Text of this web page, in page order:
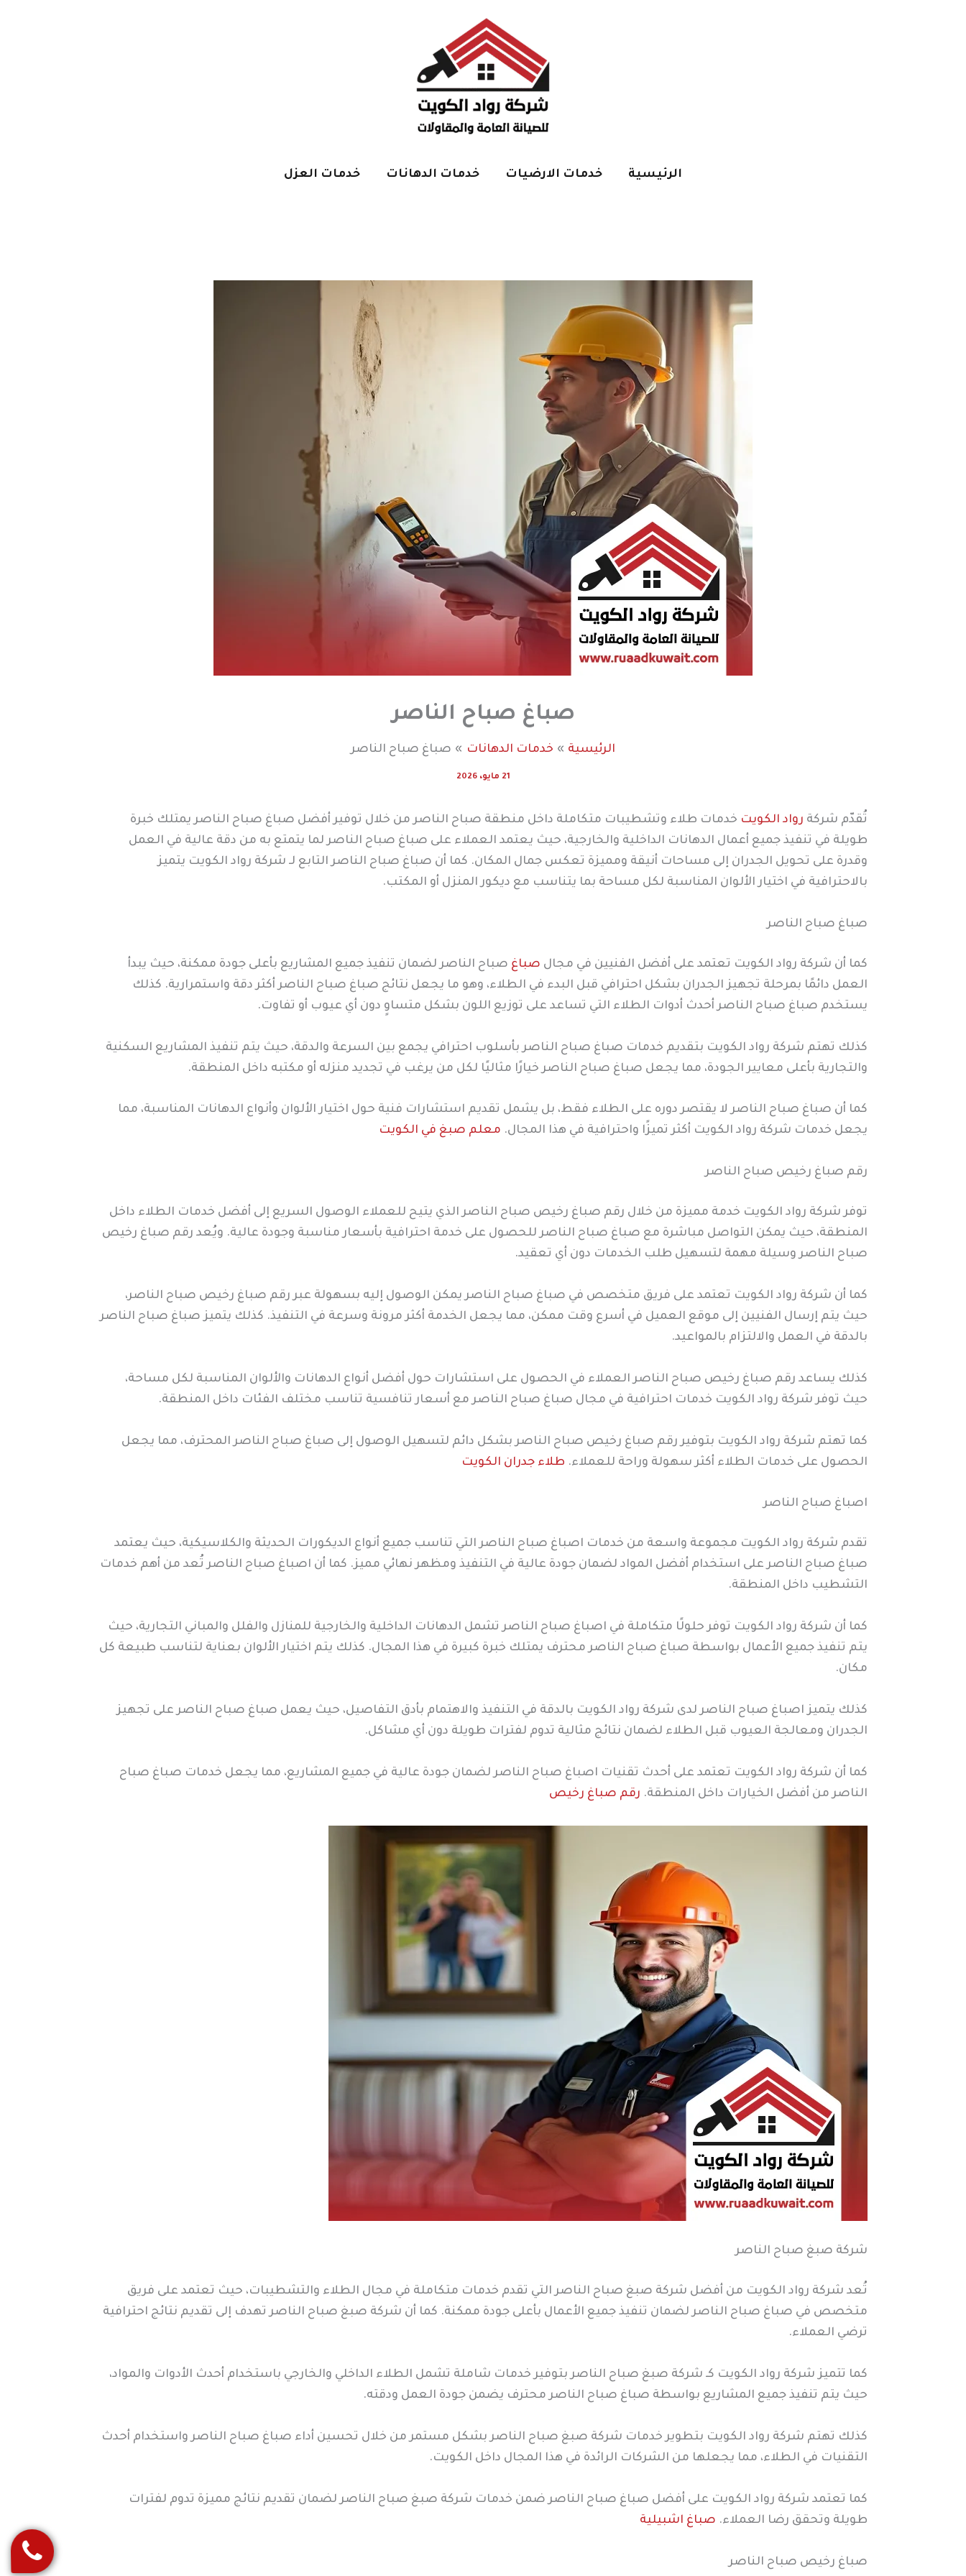
الرئيسية خدمات الارضيات خدمات الدهانات خدمات العزل
صباغ صباح الناصر
الرئيسية خدمات الدهانات صباغ صباح الناصر
21 مايو، 2026
تُقدّم شركة رواد الكويت خدمات طلاء وتشطيبات متكاملة داخل منطقة صباح الناصر من خلال توفير أفضل صباغ صباح الناصر يمتلك خبرة
طويلة في تنفيذ جميع أعمال الدهانات الداخلية والخارجية، حيث يعتمد العملاء على صباغ صباح الناصر لما يتمتع به من دقة عالية في العمل
وقدرة على تحويل الجدران إلى مساحات أنيقة ومميزة تعكس جمال المكان. كما أن صباغ صباح الناصر التابع لـ شركة رواد الكويت يتميز
بالاحترافية في اختيار الألوان المناسبة لكل مساحة بما يتناسب مع ديكور المنزل أو المكتب.
صباغ صباح الناصر
كما أن شركة رواد الكويت تعتمد على أفضل الفنيين في مجال صباغ صباح الناصر لضمان تنفيذ جميع المشاريع بأعلى جودة ممكنة، حيث يبدأ
العمل دائمًا بمرحلة تجهيز الجدران بشكل احترافي قبل البدء في الطلاء، وهو ما يجعل نتائج صباغ صباح الناصر أكثر دقة واستمرارية. كذلك
يستخدم صباغ صباح الناصر أحدث أدوات الطلاء التي تساعد على توزيع اللون بشكل متساوٍ دون أي عيوب أو تفاوت.
كذلك تهتم شركة رواد الكويت بتقديم خدمات صباغ صباح الناصر بأسلوب احترافي يجمع بين السرعة والدقة، حيث يتم تنفيذ المشاريع السكنية
والتجارية بأعلى معايير الجودة، مما يجعل صباغ صباح الناصر خيارًا مثاليًا لكل من يرغب في تجديد منزله أو مكتبه داخل المنطقة.
كما أن صباغ صباح الناصر لا يقتصر دوره على الطلاء فقط، بل يشمل تقديم استشارات فنية حول اختيار الألوان وأنواع الدهانات المناسبة، مما
يجعل خدمات شركة رواد الكويت أكثر تميزًا واحترافية في هذا المجال. معلم صبغ في الكويت
رقم صباغ رخيص صباح الناصر
توفر شركة رواد الكويت خدمة مميزة من خلال رقم صباغ رخيص صباح الناصر الذي يتيح للعملاء الوصول السريع إلى أفضل خدمات الطلاء داخل
المنطقة، حيث يمكن التواصل مباشرة مع صباغ صباح الناصر للحصول على خدمة احترافية بأسعار مناسبة وجودة عالية. ويُعد رقم صباغ رخيص
صباح الناصر وسيلة مهمة لتسهيل طلب الخدمات دون أي تعقيد.
كما أن شركة رواد الكويت تعتمد على فريق متخصص في صباغ صباح الناصر يمكن الوصول إليه بسهولة عبر رقم صباغ رخيص صباح الناصر،
حيث يتم إرسال الفنيين إلى موقع العميل في أسرع وقت ممكن، مما يجعل الخدمة أكثر مرونة وسرعة في التنفيذ. كذلك يتميز صباغ صباح الناصر
بالدقة في العمل والالتزام بالمواعيد.
كذلك يساعد رقم صباغ رخيص صباح الناصر العملاء في الحصول على استشارات حول أفضل أنواع الدهانات والألوان المناسبة لكل مساحة،
حيث توفر شركة رواد الكويت خدمات احترافية في مجال صباغ صباح الناصر مع أسعار تنافسية تناسب مختلف الفئات داخل المنطقة.
كما تهتم شركة رواد الكويت بتوفير رقم صباغ رخيص صباح الناصر بشكل دائم لتسهيل الوصول إلى صباغ صباح الناصر المحترف، مما يجعل
الحصول على خدمات الطلاء أكثر سهولة وراحة للعملاء. طلاء جدران الكويت
اصباغ صباح الناصر
تقدم شركة رواد الكويت مجموعة واسعة من خدمات اصباغ صباح الناصر التي تناسب جميع أنواع الديكورات الحديثة والكلاسيكية، حيث يعتمد
صباغ صباح الناصر على استخدام أفضل المواد لضمان جودة عالية في التنفيذ ومظهر نهائي مميز. كما أن اصباغ صباح الناصر تُعد من أهم خدمات
التشطيب داخل المنطقة.
كما أن شركة رواد الكويت توفر حلولًا متكاملة في اصباغ صباح الناصر تشمل الدهانات الداخلية والخارجية للمنازل والفلل والمباني التجارية، حيث
يتم تنفيذ جميع الأعمال بواسطة صباغ صباح الناصر محترف يمتلك خبرة كبيرة في هذا المجال. كذلك يتم اختيار الألوان بعناية لتناسب طبيعة كل
مكان.
كذلك يتميز اصباغ صباح الناصر لدى شركة رواد الكويت بالدقة في التنفيذ والاهتمام بأدق التفاصيل، حيث يعمل صباغ صباح الناصر على تجهيز
الجدران ومعالجة العيوب قبل الطلاء لضمان نتائج مثالية تدوم لفترات طويلة دون أي مشاكل.
كما أن شركة رواد الكويت تعتمد على أحدث تقنيات اصباغ صباح الناصر لضمان جودة عالية في جميع المشاريع، مما يجعل خدمات صباغ صباح
الناصر من أفضل الخيارات داخل المنطقة. رقم صباغ رخيص
شركة صبغ صباح الناصر
تُعد شركة رواد الكويت من أفضل شركة صبغ صباح الناصر التي تقدم خدمات متكاملة في مجال الطلاء والتشطيبات، حيث تعتمد على فريق
متخصص في صباغ صباح الناصر لضمان تنفيذ جميع الأعمال بأعلى جودة ممكنة. كما أن شركة صبغ صباح الناصر تهدف إلى تقديم نتائج احترافية
ترضي العملاء.
كما تتميز شركة رواد الكويت كـ شركة صبغ صباح الناصر بتوفير خدمات شاملة تشمل الطلاء الداخلي والخارجي باستخدام أحدث الأدوات والمواد،
حيث يتم تنفيذ جميع المشاريع بواسطة صباغ صباح الناصر محترف يضمن جودة العمل ودقته.
كذلك تهتم شركة رواد الكويت بتطوير خدمات شركة صبغ صباح الناصر بشكل مستمر من خلال تحسين أداء صباغ صباح الناصر واستخدام أحدث
التقنيات في الطلاء، مما يجعلها من الشركات الرائدة في هذا المجال داخل الكويت.
كما تعتمد شركة رواد الكويت على أفضل صباغ صباح الناصر ضمن خدمات شركة صبغ صباح الناصر لضمان تقديم نتائج مميزة تدوم لفترات
طويلة وتحقق رضا العملاء. صباغ اشبيلية
صباغ رخيص صباح الناصر